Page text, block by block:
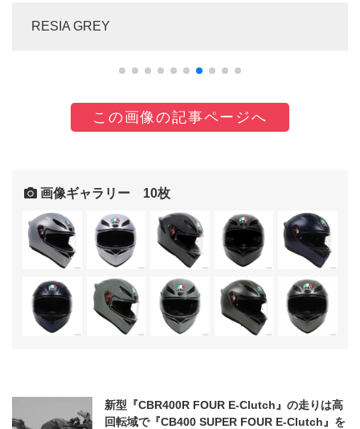
RESIA GREY
この画像の記事ページへ
画像ギャラリー 10枚
新型『CBR400R FOUR E-Clutch』の走りは高
回転域で『CB400 SUPER FOUR E-Clutch』を